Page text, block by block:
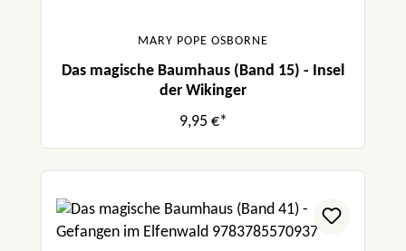
MARY POPE OSBORNE
Das magische Baumhaus (Band 15) - Insel
der Wikinger
9,95 €*